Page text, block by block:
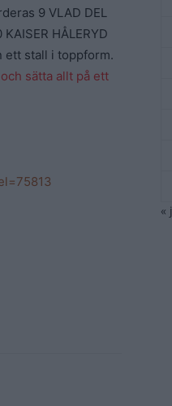
9 VLAD DEL
HÅLERYD
ett stall i toppform.
sätta allt på ett
«